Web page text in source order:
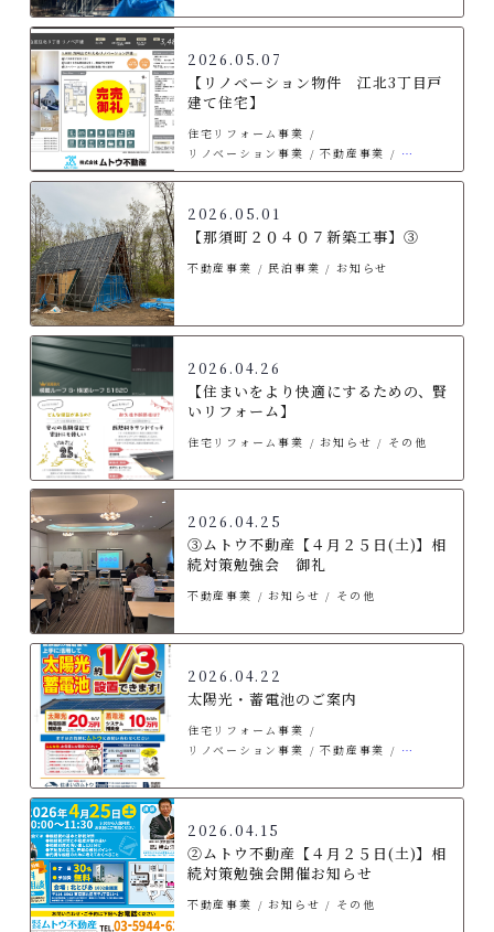
2026.05.07
【リノベーション物件 江北3丁目戸
建て住宅】
住宅リフォーム事業
リノベーション事業
不動産事業
お知らせ
その他
2026.05.01
【那須町２０４０７新築工事】③
不動産事業 民泊事業 お知らせ
2026.04.26
【住まいをより快適にするための、賢
いリフォーム】
住宅リフォーム事業 お知らせ その他
2026.04.25
③ムトウ不動産【４月２５日(土)】相
続対策勉強会 御礼
不動産事業 お知らせ その他
2026.04.22
太陽光・蓄電池のご案内
住宅リフォーム事業
リノベーション事業
不動産事業
その他
2026.04.15
②ムトウ不動産【４月２５日(土)】相
続対策勉強会開催お知らせ
不動産事業 お知らせ その他